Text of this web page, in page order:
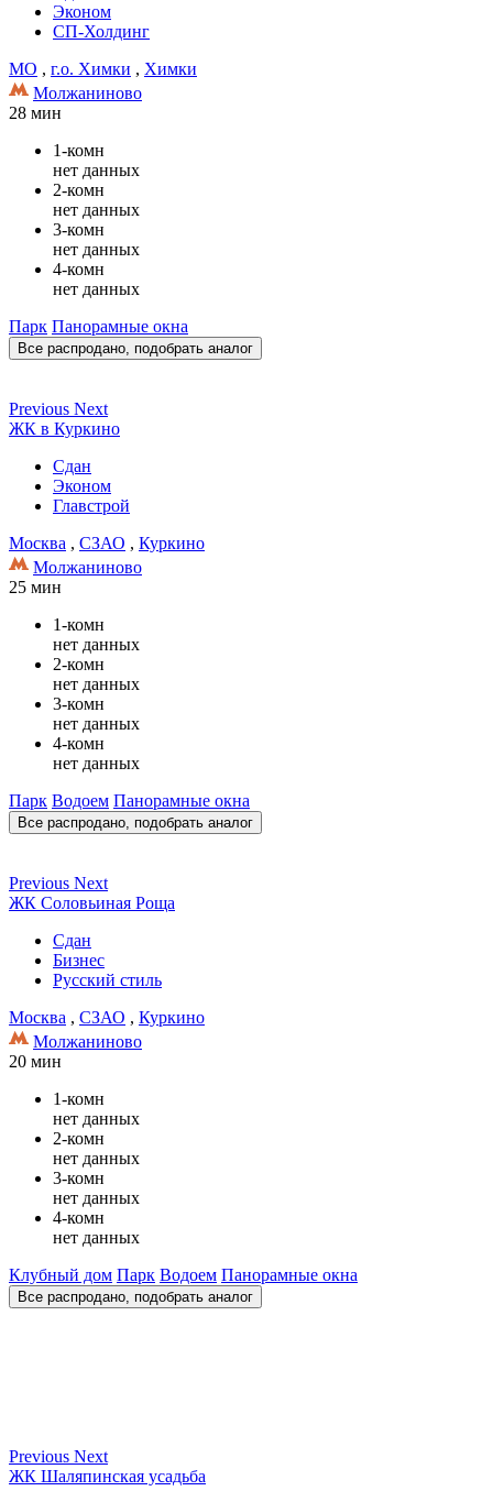
Эконом
СП-Холдинг
МО , г.о. Химки , Химки
Молжаниново
28 мин
1-комн
нет данных
2-комн
нет данных
3-комн
нет данных
4-комн
нет данных
Парк Панорамные окна
Все распродано, подобрать аналог
Previous Next
ЖК в Куркино
Сдан
Эконом
Главстрой
Москва , СЗАО , Куркино
Молжаниново
25 мин
1-комн
нет данных
2-комн
нет данных
3-комн
нет данных
4-комн
нет данных
Парк Водоем Панорамные окна
Все распродано, подобрать аналог
Previous Next
ЖК Соловьиная Роща
Сдан
Бизнес
Русский стиль
Москва , СЗАО , Куркино
Молжаниново
20 мин
1-комн
нет данных
2-комн
нет данных
3-комн
нет данных
4-комн
нет данных
Клубный дом Парк Водоем Панорамные окна
Все распродано, подобрать аналог
Previous Next
ЖК Шаляпинская усадьба